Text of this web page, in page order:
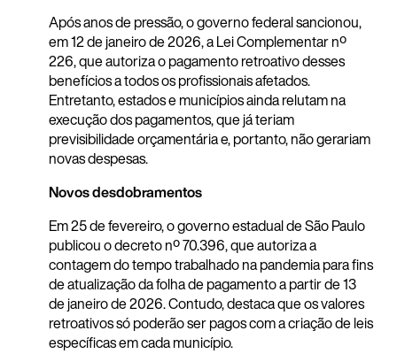
Após anos de pressão, o governo federal sancionou,
em 12 de janeiro de 2026, a Lei Complementar nº
226, que autoriza o pagamento retroativo desses
benefícios a todos os profissionais afetados.
Entretanto, estados e municípios ainda relutam na
execução dos pagamentos, que já teriam
previsibilidade orçamentária e, portanto, não gerariam
novas despesas.
Novos desdobramentos
Em 25 de fevereiro, o governo estadual de São Paulo
publicou o decreto nº 70.396, que autoriza a
contagem do tempo trabalhado na pandemia para fins
de atualização da folha de pagamento a partir de 13
de janeiro de 2026. Contudo, destaca que os valores
retroativos só poderão ser pagos com a criação de leis
específicas em cada município.